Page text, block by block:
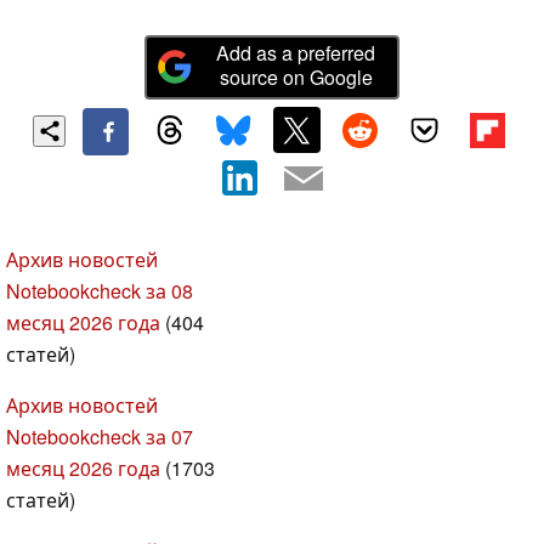
Add as a preferred
source on Google
Архив новостей
Notebookcheck за 08
месяц 2026 года (404
статей)
Архив новостей
Notebookcheck за 07
месяц 2026 года (1703
статей)